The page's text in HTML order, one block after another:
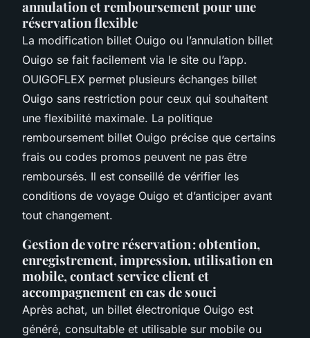
annulation et remboursement pour une
réservation flexible
La modification billet Ouigo ou l’annulation billet
Ouigo se fait facilement via le site ou l’app.
OUIGOFLEX permet plusieurs échanges billet
Ouigo sans restriction pour ceux qui souhaitent
une flexibilité maximale. La politique
remboursement billet Ouigo précise que certains
frais ou codes promos peuvent ne pas être
remboursés. Il est conseillé de vérifier les
conditions de voyage Ouigo et d’anticiper avant
tout changement.
Gestion de votre réservation : obtention,
enregistrement, impression, utilisation en
mobile, contact service client et
accompagnement en cas de souci
Après achat, un billet électronique Ouigo est
généré, consultable et utilisable sur mobile ou